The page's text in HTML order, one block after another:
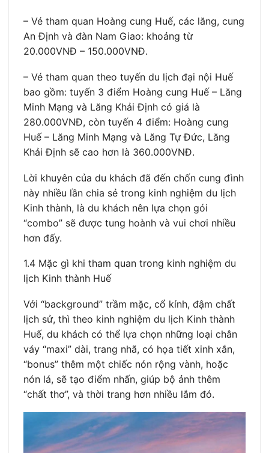
– Vé tham quan Hoàng cung Huế, các lăng, cung
An Định và đàn Nam Giao: khoảng từ
20.000VNĐ – 150.000VNĐ.
– Vé tham quan theo tuyến du lịch đại nội Huế
bao gồm: tuyến 3 điểm Hoàng cung Huế – Lăng
Minh Mạng và Lăng Khải Định có giá là
280.000VNĐ, còn tuyến 4 điểm: Hoàng cung
Huế – Lăng Minh Mạng và Lăng Tự Đức, Lăng
Khải Định sẽ cao hơn là 360.000VNĐ.
Lời khuyên của du khách đã đến chốn cung đình
này nhiều lần chia sẻ trong kinh nghiệm du lịch
Kinh thành, là du khách nên lựa chọn gói
“combo” sẽ được tung hoành và vui chơi nhiều
hơn đấy.
1.4 Mặc gì khi tham quan trong kinh nghiệm du
lịch Kinh thành Huế
Với “background” trầm mặc, cổ kính, đậm chất
lịch sử, thì theo kinh nghiệm du lịch Kinh thành
Huế, du khách có thể lựa chọn những loại chân
váy “maxi” dài, trang nhã, có họa tiết xinh xắn,
“bonus” thêm một chiếc nón rộng vành, hoặc
nón lá, sẽ tạo điểm nhấn, giúp bộ ảnh thêm
“chất thơ”, và thời trang hơn nhiều lắm đó.